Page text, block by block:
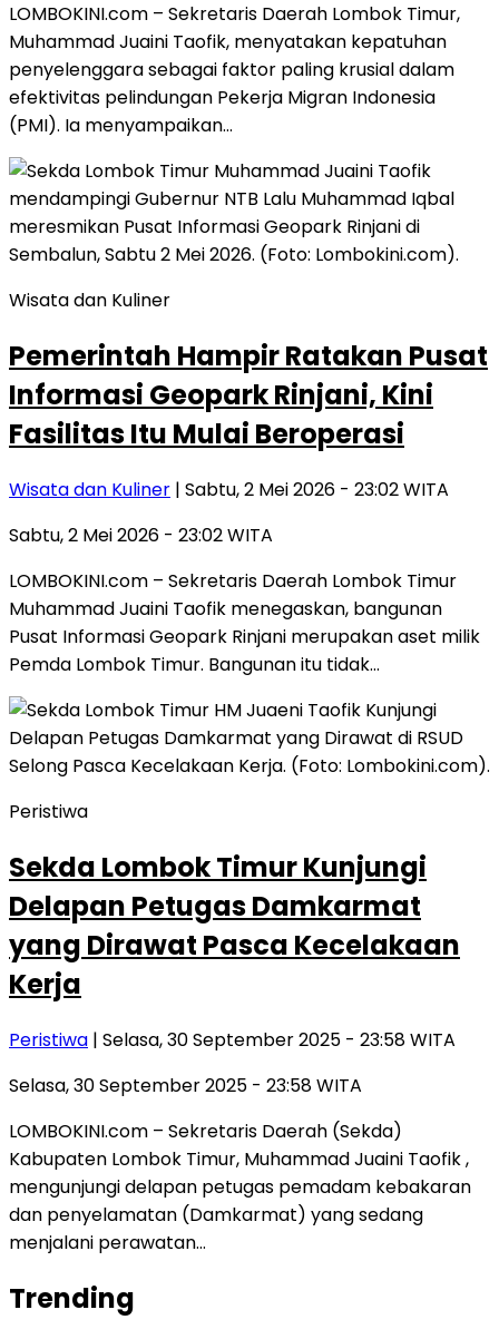
LOMBOKINI.com – Sekretaris Daerah Lombok Timur,
Muhammad Juaini Taofik, menyatakan kepatuhan
penyelenggara sebagai faktor paling krusial dalam
efektivitas pelindungan Pekerja Migran Indonesia
(PMI). Ia menyampaikan…
Wisata dan Kuliner
Pemerintah Hampir Ratakan Pusat
Informasi Geopark Rinjani, Kini
Fasilitas Itu Mulai Beroperasi
Wisata dan Kuliner | Sabtu, 2 Mei 2026 - 23:02 WITA
Sabtu, 2 Mei 2026 - 23:02 WITA
LOMBOKINI.com – Sekretaris Daerah Lombok Timur
Muhammad Juaini Taofik menegaskan, bangunan
Pusat Informasi Geopark Rinjani merupakan aset milik
Pemda Lombok Timur. Bangunan itu tidak…
Peristiwa
Sekda Lombok Timur Kunjungi
Delapan Petugas Damkarmat
yang Dirawat Pasca Kecelakaan
Kerja
Peristiwa | Selasa, 30 September 2025 - 23:58 WITA
Selasa, 30 September 2025 - 23:58 WITA
LOMBOKINI.com – Sekretaris Daerah (Sekda)
Kabupaten Lombok Timur, Muhammad Juaini Taofik ,
mengunjungi delapan petugas pemadam kebakaran
dan penyelamatan (Damkarmat) yang sedang
menjalani perawatan…
Trending